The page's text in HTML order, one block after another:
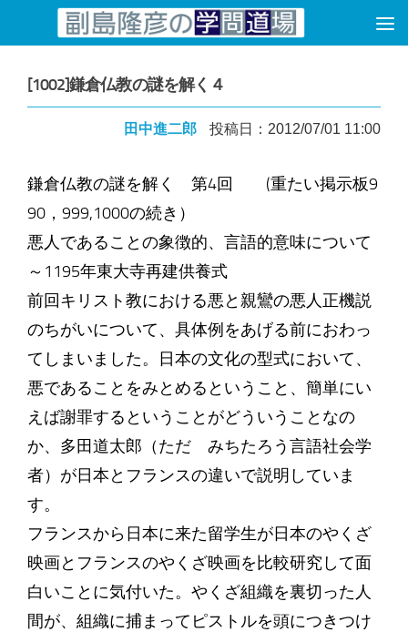
コンテンツへスキップ
[1002]鎌倉仏教の謎を解く４
田中進二郎 投稿日：2012/07/01 11:00
鎌倉仏教の謎を解く 第4回 (重たい掲示板9
90，999,1000の続き）
悪人であることの象徴的、言語的意味について
～1195年東大寺再建供養式
前回キリスト教における悪と親鸞の悪人正機説
のちがいについて、具体例をあげる前におわっ
てしまいました。日本の文化の型式において、
悪であることをみとめるということ、簡単にい
えば謝罪するということがどういうことなの
か、多田道太郎（ただ みちたろう言語社会学
者）が日本とフランスの違いで説明していま
す。
フランスから日本に来た留学生が日本のやくざ
映画とフランスのやくざ映画を比較研究して面
白いことに気付いた。やくざ組織を裏切った人
間が、組織に捕まってピストルを頭につきつけ